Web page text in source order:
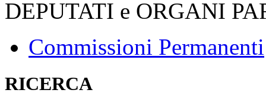
DEPUTATI e ORGANI
Commissioni Permanenti
RICERCA